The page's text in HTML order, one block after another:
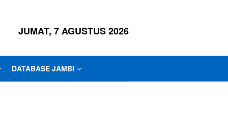
JUMAT, 7 AGUSTUS 2026
DATABASE JAMBI